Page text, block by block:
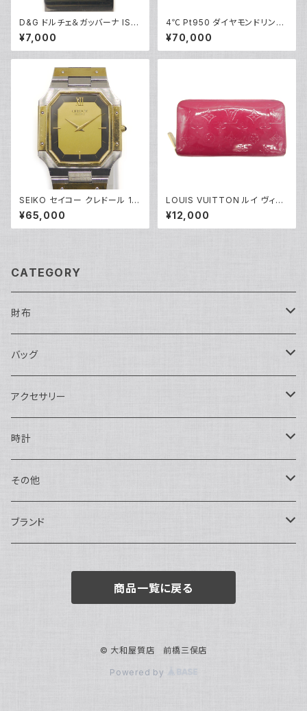
D&G ドルチェ＆ガッバーナ IS F
OREVER クォーツ ブラック文字
盤 DW0221 Y05268
¥7,000
4℃ Pt950 ダイヤモンドリング
[True Love] プラチナ 指輪 8
号 Y05242
¥70,000
SEIKO セイコー クレドール 18
Kミドル 14Kベゼル クォーツ 腕
時計 金文字盤 9300-5320 Y
05267
¥65,000
LOUIS VUITTON ルイ ヴィト
ン ジッピー・ウォレット モノグラ
ム ヴェルニ ローズアンディアン
長財布 M90075 Y05071
¥12,000
CATEGORY
財布
長財布
二つ折り
バッグ
ショルダーバッグ・ボディバッグ
ハンドバッグ・ポーチ
トートバッグ
バックパック・リュックサック
ボストンバッグ
アクセサリー
ネックレス
指輪
ピアス・イヤリング
チャーム・キーホルダー
時計
アナログ・機械式
アナログ・クォーツ
その他
ペン・万年筆
ブランド
BOTTEGA VENETA
商品一覧に戻る
© 大和屋質店 前橋三俣店
Powered by